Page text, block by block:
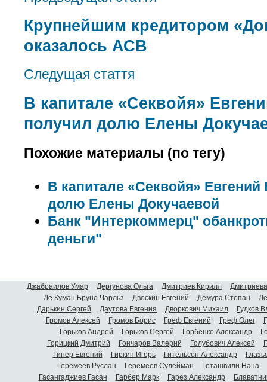
Крупнейшим кредитором
оказалось АСВ
Следущая стаття
В капитале «Секвойя»
получил долю Елены
Похожие материалы (по тегу)
В капитале «Секвойя»
долю Елены Докучаевой
Банк "Интеркоммерц"
деньги"
Джабраилов Умар Дергунова Ольга Дмитриев Кирилл
Де Куман Бруно Чарльз
Двоскин Евгений Демура Степан
Дарькин Сергей
Даутова Евгения Дворкович Михаил
Гудков
Громов Алексей
Громов Борис Греф Евгений Греф Олег
Горьков Андрей
Горьков Сергей Горбенко Александр
Горицкий Дмитрий
Гончаров Валерий Голубович Алексей
Гинер Евгений
Гиркин Игорь Гительсон Александр
Геремеев Руслан
Геремеев Сулейман
Геташвили Нана
Гасангаджиев Гасан
Гарбер Марк Гарез Александр